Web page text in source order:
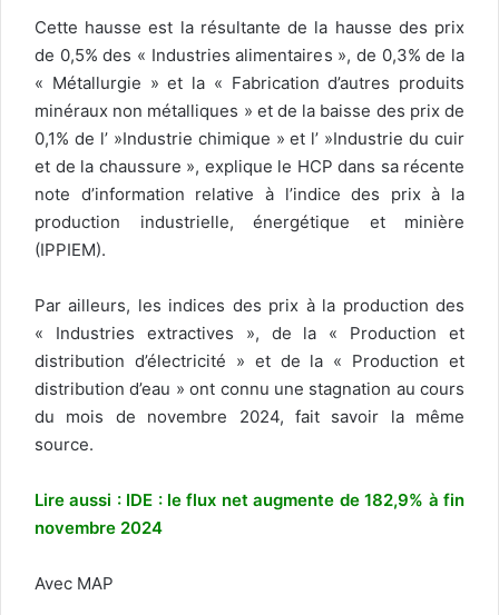
Cette hausse est la résultante de la hausse des prix
de 0,5% des « Industries alimentaires », de 0,3% de la
« Métallurgie » et la « Fabrication d’autres produits
minéraux non métalliques » et de la baisse des prix de
0,1% de l’ »Industrie chimique » et l’ »Industrie du cuir
et de la chaussure », explique le HCP dans sa récente
note d’information relative à l’indice des prix à la
production industrielle, énergétique et minière
(IPPIEM).
Par ailleurs, les indices des prix à la production des
« Industries extractives », de la « Production et
distribution d’électricité » et de la « Production et
distribution d’eau » ont connu une stagnation au cours
du mois de novembre 2024, fait savoir la même
source.
Lire aussi : IDE : le flux net augmente de 182,9% à fin
novembre 2024
Avec MAP